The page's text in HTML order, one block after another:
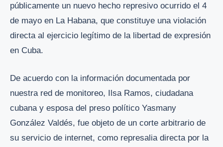
públicamente un nuevo hecho represivo ocurrido el 4
de mayo en La Habana, que constituye una violación
directa al ejercicio legítimo de la libertad de expresión
en Cuba.
De acuerdo con la información documentada por
nuestra red de monitoreo, Ilsa Ramos, ciudadana
cubana y esposa del preso político Yasmany
González Valdés, fue objeto de un corte arbitrario de
su servicio de internet, como represalia directa por la